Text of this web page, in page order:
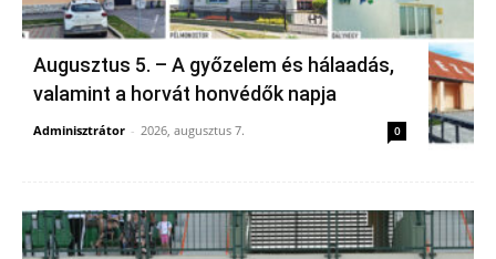
Augusztus 5. – A győzelem és hálaadás,
valamint a horvát honvédők napja
Adminisztrátor - 2026, augusztus 7. 0